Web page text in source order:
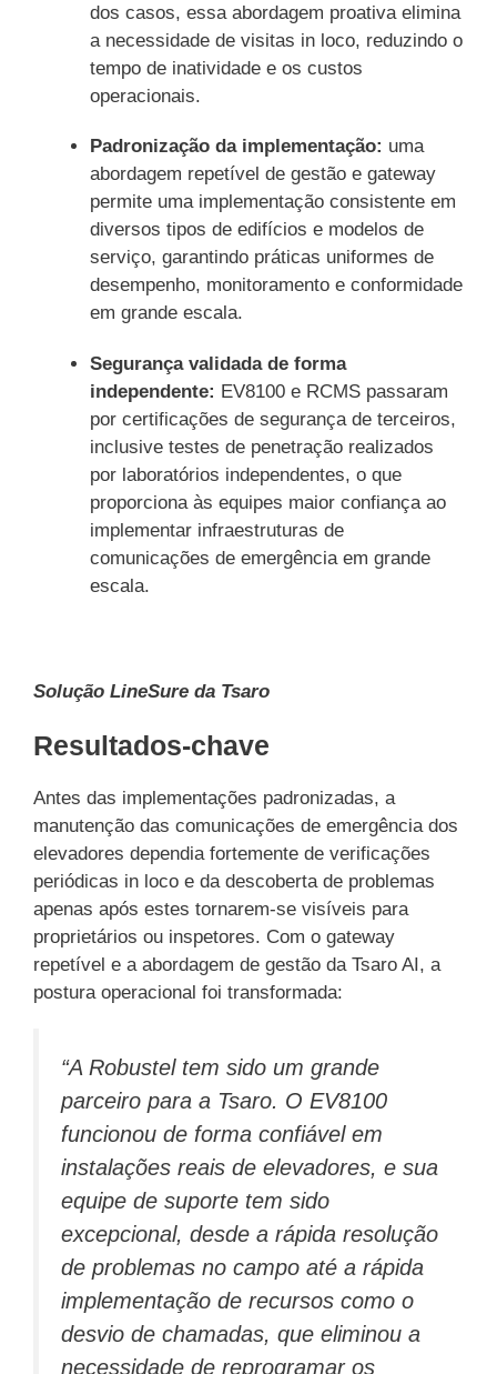
dos casos, essa abordagem proativa elimina
a necessidade de visitas in loco, reduzindo o
tempo de inatividade e os custos
operacionais.
Padronização da implementação: uma
abordagem repetível de gestão e gateway
permite uma implementação consistente em
diversos tipos de edifícios e modelos de
serviço, garantindo práticas uniformes de
desempenho, monitoramento e conformidade
em grande escala.
Segurança validada de forma
independente: EV8100 e RCMS passaram
por certificações de segurança de terceiros,
inclusive testes de penetração realizados
por laboratórios independentes, o que
proporciona às equipes maior confiança ao
implementar infraestruturas de
comunicações de emergência em grande
escala.
Solução LineSure da Tsaro
Resultados-chave
Antes das implementações padronizadas, a
manutenção das comunicações de emergência dos
elevadores dependia fortemente de verificações
periódicas in loco e da descoberta de problemas
apenas após estes tornarem-se visíveis para
proprietários ou inspetores. Com o gateway
repetível e a abordagem de gestão da Tsaro AI, a
postura operacional foi transformada:
“A Robustel tem sido um grande
parceiro para a Tsaro. O EV8100
funcionou de forma confiável em
instalações reais de elevadores, e sua
equipe de suporte tem sido
excepcional, desde a rápida resolução
de problemas no campo até a rápida
implementação de recursos como o
desvio de chamadas, que eliminou a
necessidade de reprogramar os